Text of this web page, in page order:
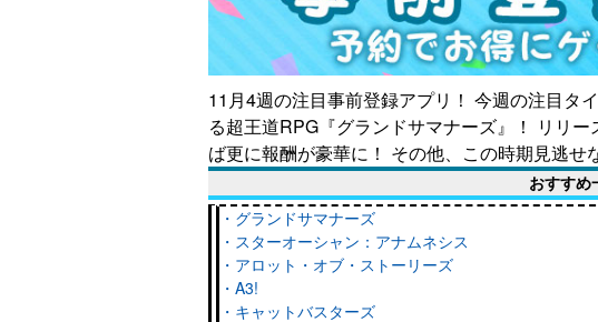
11月4週の注目事前登録アプリ！ 今週の注目タ
る超王道RPG『グランドサマナーズ』！ リリ
ば更に報酬が豪華に！ その他、この時期見逃せ
おすすめ
・グランドサマナーズ
・スターオーシャン：アナムネシス
・アロット・オブ・ストーリーズ
・A3!
・キャットバスターズ